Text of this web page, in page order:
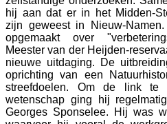
hij aan dat er in het Midden-
zijn geweest in Nieuw-
opgemaakt over
Meester van der Heijden-
nieuwe uitdaging. De
oprichting van een
streefdoelen. Om de link te
wetenschap ging hij
Georges Sponselee. Hij was